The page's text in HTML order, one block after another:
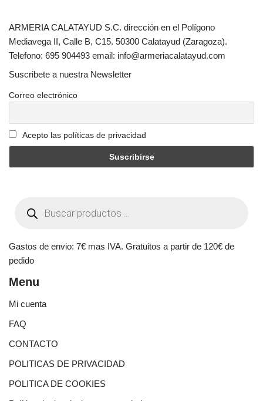
ARMERIA CALATAYUD S.C. dirección en el Polígono
Mediavega II, Calle B, C15. 50300 Calatayud (Zaragoza).
Telefono: 695 904493 email: info@armeriacalatayud.com
Suscribete a nuestra Newsletter
Correo electrónico
Acepto las políticas de privacidad
Gastos de envio: 7€ mas IVA. Gratuitos a partir de 120€ de
pedido
Menu
Mi cuenta
FAQ
CONTACTO
POLITICAS DE PRIVACIDAD
POLITICA DE COOKIES